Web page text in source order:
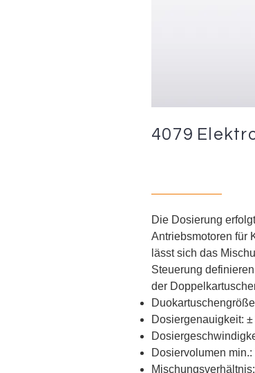
4079
Die Dosierung
Antriebsmotoren für
lässt sich das
Steuerung
der
Dosiergenauigkeit: ±
Dosiervolumen min.: